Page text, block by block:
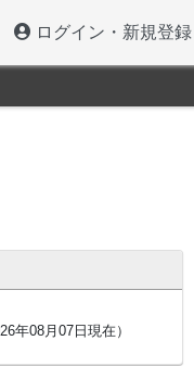
ログイン・新規登録
年08月07日現在）